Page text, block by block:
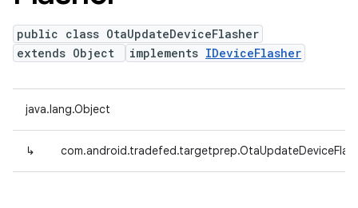
public class OtaUpdateDeviceFlasher
extends Object
implements IDeviceFlasher
java.lang.Object
↳